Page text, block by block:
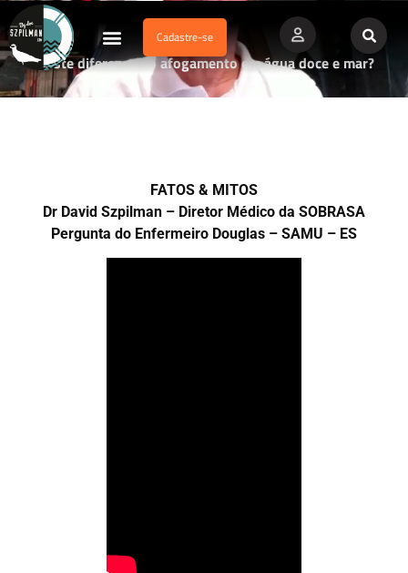
Cadastre-se
Existe diferença do afogamento em água doce e mar?
FATOS & MITOS
Dr David Szpilman – Diretor Médico da SOBRASA
Pergunta do Enfermeiro Douglas – SAMU – ES